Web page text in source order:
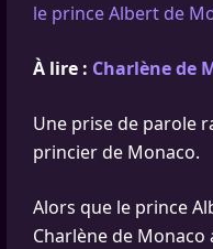
le prince Albert de
À lire : Charlène de
Une prise de parole
princier de Monaco.
Alors que le prince
Charlène de